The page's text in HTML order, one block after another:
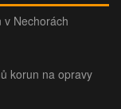
v Nechorách
korun na opravy